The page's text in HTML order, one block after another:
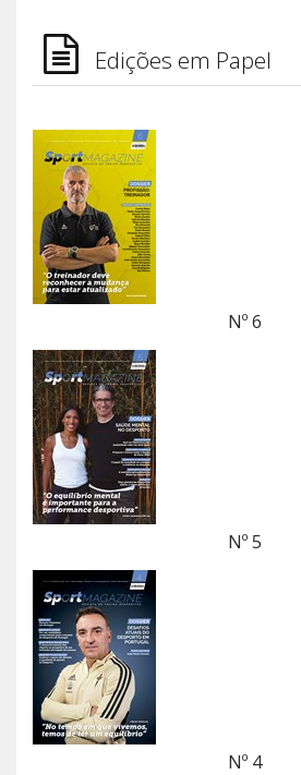
Edições em Papel
Nº 6
Nº 5
Nº 4